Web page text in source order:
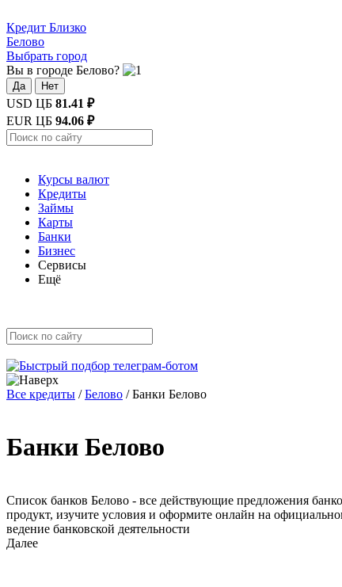
Кредит Близко
Белово
Выбрать город
Вы в городе Белово?
Да Нет
USD ЦБ 81.41 ₽
EUR ЦБ 94.06 ₽
Курсы валют
Кредиты
Займы
Карты
Банки
Бизнес
Сервисы
Ещё
Все кредиты /Белово /Банки Белово
Банки Белово
Список банков Белово - все действующие предложения
продукт, изучите условия и оформите онлайн на
ведение банковской деятельности
Далее